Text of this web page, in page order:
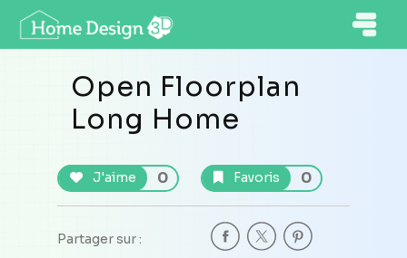
Open Floorplan
Long Home
J'aime 0 Favoris 0
Partager sur :